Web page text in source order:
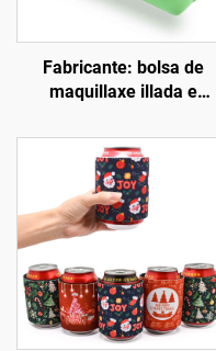
Fabricante: bolsa de
maquillaxe illada e
relevo. Bolsa de
maquillaxe en neopreno
para nadar, con
cremalleira.